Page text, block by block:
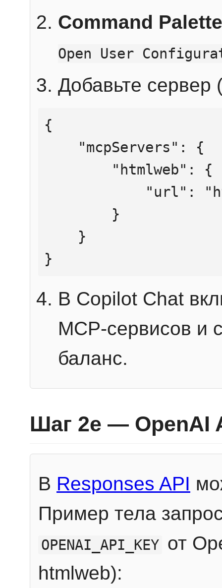
Command Palette
Open User
Добавьте сервер
{
}
В Copilot Chat
MCP-сервисов и
баланс.
Шаг 2e — OpenAI
В Responses API
Пример тела
OPENAI_API_KEY от
htmlweb):